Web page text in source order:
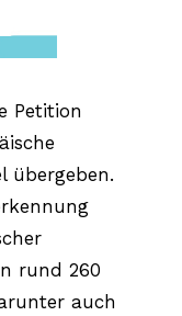
Petition
übergeben.
rund 260
auch